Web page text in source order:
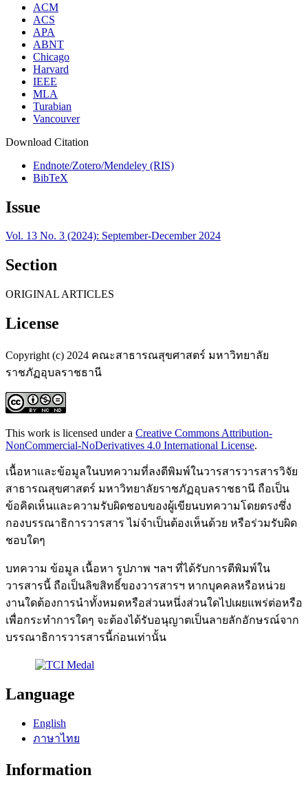
ACM
ACS
APA
ABNT
Chicago
Harvard
IEEE
MLA
Turabian
Vancouver
Download Citation
Endnote/Zotero/Mendeley (RIS)
BibTeX
Issue
Vol. 13 No. 3 (2024): September-December 2024
Section
ORIGINAL ARTICLES
License
Copyright (c) 2024 คณะสาธารณสุขศาสตร์ มหาวิทยาลัย
ราชภัฏอุบลราชธานี
This work is licensed under a Creative Commons Attribution-
NonCommercial-NoDerivatives 4.0 International License.
เนื้อหาและข้อมูลในบทความที่ลงตีพิมพ์ในวารสารวารสารวิจัย
สาธารณสุขศาสตร์ มหาวิทยาลัยราชภัฏอุบลราชธานี ถือเป็น
ข้อคิดเห็นและความรับผิดชอบของผู้เขียนบทความโดยตรงซึ่ง
กองบรรณาธิการวารสาร ไม่จำเป็นต้องเห็นด้วย หรือร่วมรับผิด
ชอบใดๆ
บทความ ข้อมูล เนื้อหา รูปภาพ ฯลฯ ที่ได้รับการตีพิมพ์ใน
วารสารนี้ ถือเป็นลิขสิทธิ์ของวารสารฯ หากบุคคลหรือหน่วย
งานใดต้องการนำทั้งหมดหรือส่วนหนึ่งส่วนใดไปเผยแพร่ต่อหรือ
เพื่อกระทำการใดๆ จะต้องได้รับอนุญาตเป็นลายลักอักษรณ์จาก
บรรณาธิการวารสารนี้ก่อนเท่านั้น
Language
English
ภาษาไทย
Information